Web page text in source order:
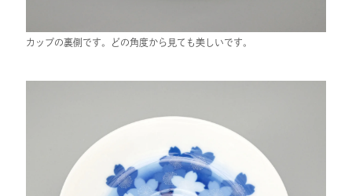
カップの裏側です。どの角度から見ても美しいです。